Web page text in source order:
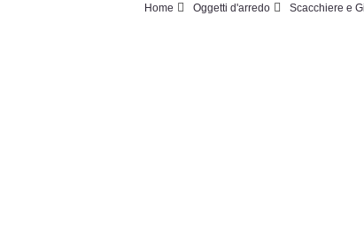
Home Oggetti d'arredo Scacchiere e